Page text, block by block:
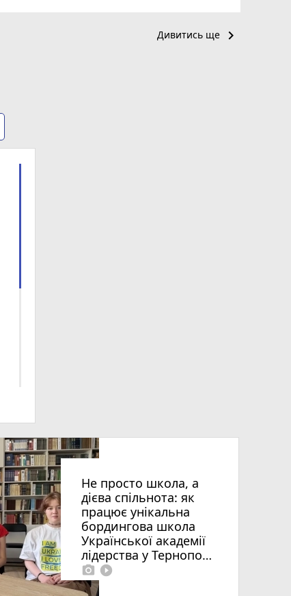
Дивитись ще keyboard_arrow_right
Не просто школа, а
дієва спільнота: як
працює унікальна
бордингова школа
Української академії
лідерства у Тернополі
photo_camera play_circle_filled